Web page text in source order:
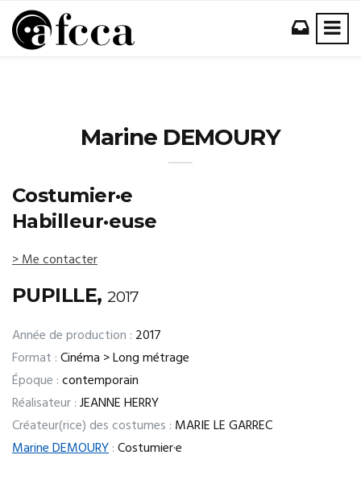
Marine DEMOURY
Costumier·e
Habilleur·euse
> Me contacter
PUPILLE,2017
Année de production : 2017
Format :Cinéma > Long métrage
Époque :contemporain
Réalisateur :JEANNE HERRY
Créateur(rice) des costumes : MARIE LE GARREC
Marine DEMOURY:Costumier·e